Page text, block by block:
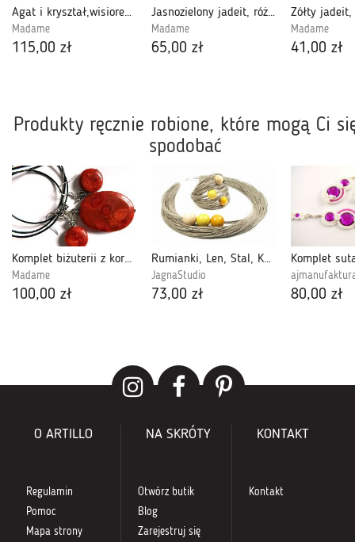
Agat i kryształ,wisiorek i kolczyki serduszka
Madame
115,00 zł
Jasnozielony jadeit, róża na łańcuszku
Madame
65,00 zł
Madame
41,00 zł
Produkty ręcznie robione, które mogą Ci
spodobać
Komplet biżuterii z koralem, wisiorek i kolczyki
Madame
100,00 zł
Rumianki, Len, Stal, Korale drewniane
JagnaStudio
73,00 zł 80,00 zł
O ARTILLO
Regulamin
Pomoc
Mapa strony
NA SKRÓTY
Otwórz butik
Blog
Zarejestruj się
KONTAKT
Kontakt